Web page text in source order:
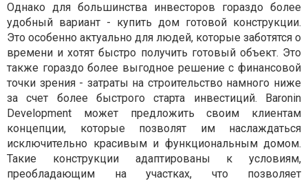
Однако для большинства инвесторов гораздо более
удобный вариант - купить дом готовой конструкции.
Это особенно актуально для людей, которые заботятся о
времени и хотят быстро получить готовый объект. Это
также гораздо более выгодное решение с финансовой
точки зрения - затраты на строительство намного ниже
за счет более быстрого старта инвестиций. Baronin
Development может предложить своим клиентам
концепции, которые позволят им наслаждаться
исключительно красивым и функциональным домом.
Такие конструкции адаптированы к условиям,
преобладающим на участках, что позволяет